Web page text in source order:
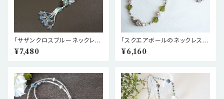
「サザンクロスブルーネックレ
ス」キット
¥7,480
「スクエアボールのネックレス」
キット
¥6,160